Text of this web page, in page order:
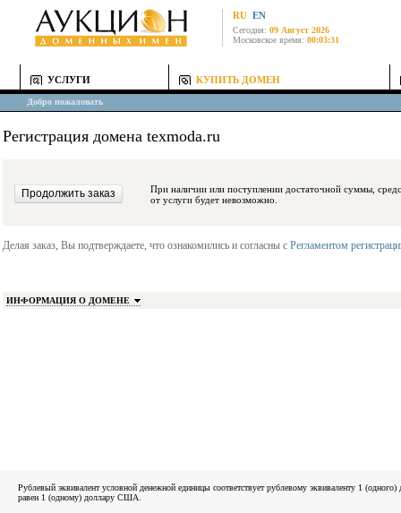
RU EN
Сегодня: 09 Август 2026
Московское время: 00:03:31
УСЛУГИ КУПИТЬ ДОМЕН
Добро пожаловать
Регистрация домена texmoda.ru
При наличии или поступлении достаточной суммы, средства будут
от услуги будет невозможно.
Делая заказ, Вы подтверждаете, что ознакомились и согласны с Регламентом
ИНФОРМАЦИЯ О ДОМЕНЕ
Рублевый эквивалент условной денежной единицы соответствует рублевому эквиваленту 1
равен 1 (одному) доллару США.